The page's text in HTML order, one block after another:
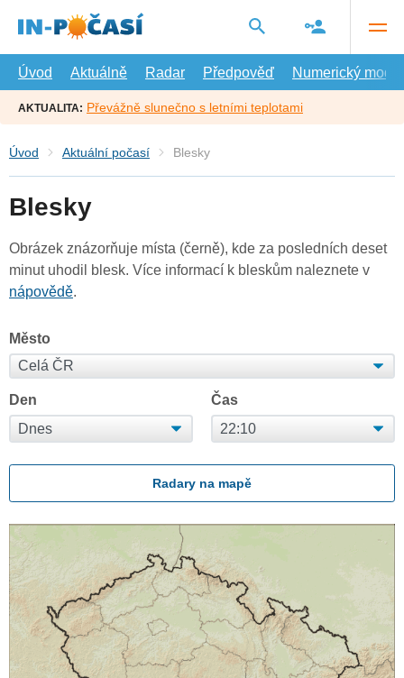
hlavní
Úvod
Aktuálně Radar Předpověď Numerický model
AKTUALITA: Převážně slunečno s letními teplotami
Úvod Aktuální počasí Blesky
Blesky
Obrázek znázorňuje místa (černě), kde za posledních deset
minut uhodil blesk. Více informací k bleskům naleznete v
nápovědě.
Město
Den Čas
Radary na mapě